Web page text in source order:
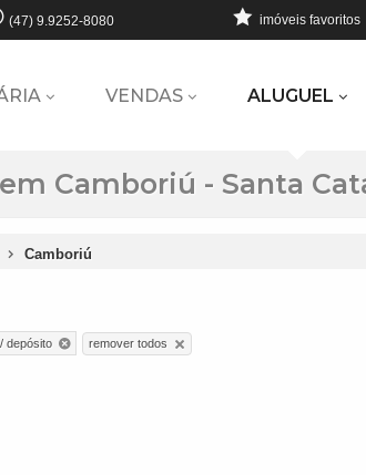
(47) 9.9252-8080 imóveis favoritos
VENDAS ALUGUEL
Camboriú - Santa
Camboriú
depósito remover todos